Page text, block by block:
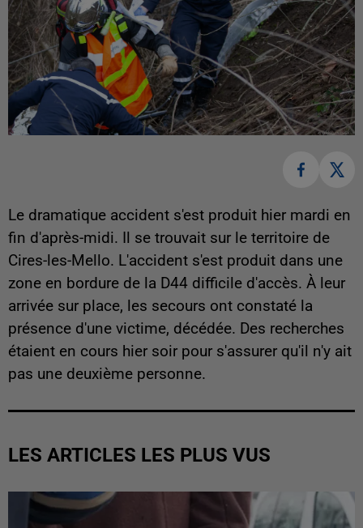
Le dramatique accident s'est produit hier mardi en
fin d'après-midi. Il se trouvait sur le territoire de
Cires-les-Mello. L'accident s'est produit dans une
zone en bordure de la D44 difficile d'accès. À leur
arrivée sur place, les secours ont constaté la
présence d'une victime, décédée. Des recherches
étaient en cours hier soir pour s'assurer qu'il n'y ait
pas une deuxième personne.
LES ARTICLES LES PLUS VUS